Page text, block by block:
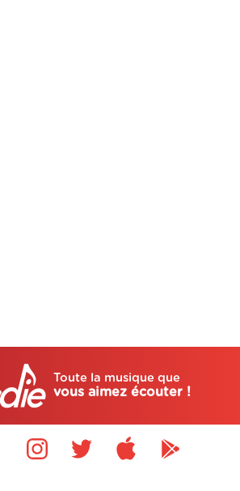
Toute la musique que
vous aimez écouter !